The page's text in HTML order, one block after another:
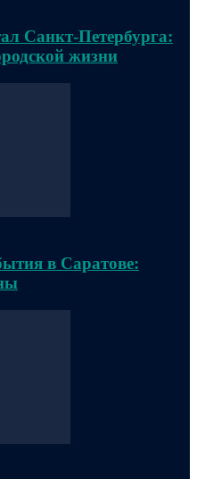
Санкт-Петербурга:
жизни
в Саратове: